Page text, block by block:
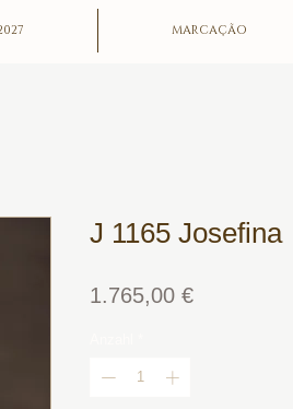
MARCAÇÃO
J 1165 Josefina
1.765,00 €Preis